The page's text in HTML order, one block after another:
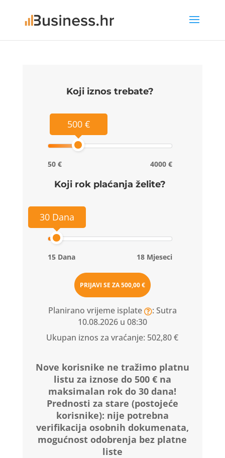
Koji iznos trebate?
500 €
50 € 4000 €
Koji rok plaćanja želite?
30 Dana
15 Dana 18 Mjeseci
PRIJAVI SE ZA500,00 €
Planirano vrijeme isplate
: Sutra
10.08.2026 u 08:30
Ukupan iznos za vraćanje: 502,80 €
Nove korisnike ne tražimo platnu
listu za iznose do 500 € na
maksimalan rok do 30 dana!
Prednosti za stare (postojeće
korisnike): nije potrebna
verifikacija osobnih dokumenata,
mogućnost odobrenja bez platne
liste